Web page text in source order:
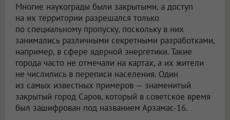
Многие наукограды были закрытыми, а доступ
на их территории разрешался только
по специальному пропуску, поскольку в них
занимались различными секретными разработками,
например, в сфере ядерной энергетики. Такие
города часто не отмечали на картах, а их жители
не числились в переписи населения. Один
из самых известных примеров — знаменитый
закрытый город Саров, который в советское время
был зашифрован под названием Арзамас-16.